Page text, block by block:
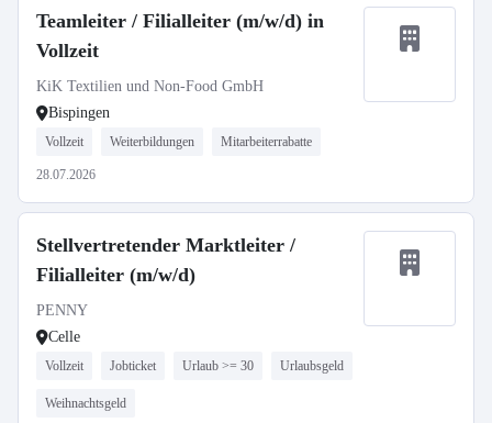
Teamleiter / Filialleiter (m/w/d) in
Vollzeit
KiK Textilien und Non-Food GmbH
Bispingen
Vollzeit Weiterbildungen Mitarbeiterrabatte
28.07.2026
Stellvertretender Marktleiter /
Filialleiter (m/w/d)
PENNY
Celle
Vollzeit Jobticket Urlaub >= 30 Urlaubsgeld
Weihnachtsgeld